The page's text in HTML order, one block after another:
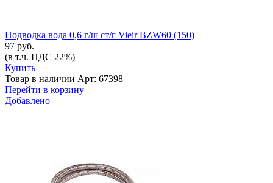
Подводка вода 0,6 г/ш ст/г Vieir BZW60 (150)
97 руб.
(в т.ч. НДС 22%)
Купить
Товар в наличии Арт: 67398
Перейти в корзину
Добавлено